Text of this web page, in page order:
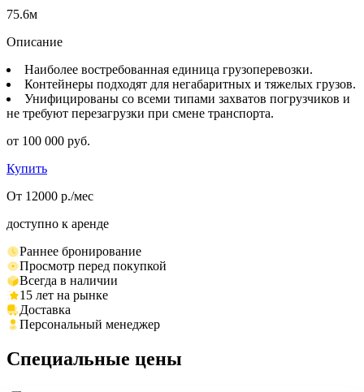
75.6м
Описание
Наиболее востребованная единица грузоперевозки.
Контейнеры подходят для негабаритных и тяжелых грузов.
Унифицированы со всеми типами захватов погрузчиков и
не требуют перезагрузки при смене транспорта.
от 100 000 руб.
Купить
От 12000 р./мес
доступно к аренде
Раннее бронирование
Просмотр перед покупкой
Всегда в наличии
15 лет на рынке
Доставка
Персональный менеджер
Специальные цены